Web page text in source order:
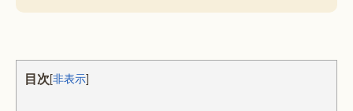
目次[非表示]